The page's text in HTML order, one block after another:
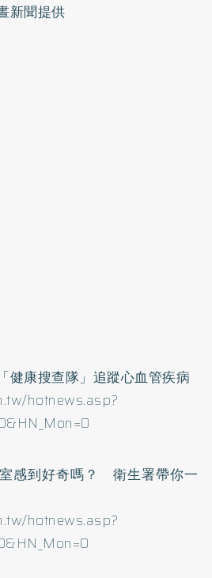
新聞提供
健康搜查隊」追蹤心血管疾病
hotnews.asp?
感到好奇嗎？ 衛生署帶你一
hotnews.asp?